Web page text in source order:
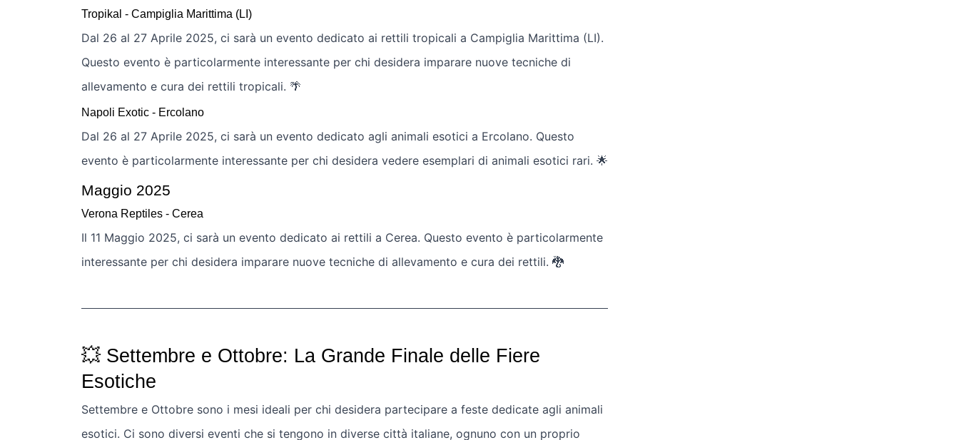
Tropikal - Campiglia Marittima (LI)
Dal 26 al 27 Aprile 2025, ci sarà un evento dedicato ai rettili tropicali a Campiglia Marittima (LI).
Questo evento è particolarmente interessante per chi desidera imparare nuove tecniche di
allevamento e cura dei rettili tropicali. 🌴
Napoli Exotic - Ercolano
Dal 26 al 27 Aprile 2025, ci sarà un evento dedicato agli animali esotici a Ercolano. Questo
evento è particolarmente interessante per chi desidera vedere esemplari di animali esotici rari. 🌟
Maggio 2025
Verona Reptiles - Cerea
Il 11 Maggio 2025, ci sarà un evento dedicato ai rettili a Cerea. Questo evento è particolarmente
interessante per chi desidera imparare nuove tecniche di allevamento e cura dei rettili. 🐉
💥 Settembre e Ottobre: La Grande Finale delle Fiere
Esotiche
Settembre e Ottobre sono i mesi ideali per chi desidera partecipare a feste dedicate agli animali
esotici. Ci sono diversi eventi che si tengono in diverse città italiane, ognuno con un proprio